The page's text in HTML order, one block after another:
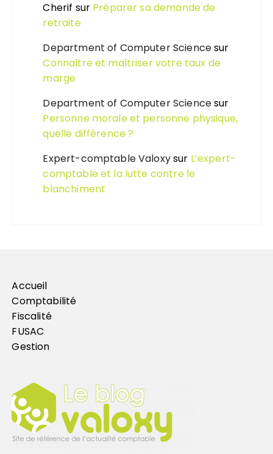
Cherif sur Préparer sa demande de
retraite
Department of Computer Sciencesur
Connaître et maîtriser votre taux de
marge
Department of Computer Sciencesur
Personne morale et personne physique,
quelle différence ?
Expert-comptable Valoxysur L’expert-
comptable et la lutte contre le
blanchiment
Accueil
Comptabilité
Fiscalité
FUSAC
Gestion